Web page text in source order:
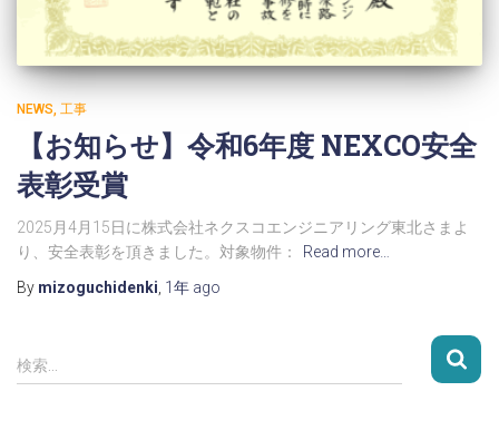
NEWS 工事
【お知らせ】令和6年度 NEXCO安全
表彰受賞
2025月4月15日に株式会社ネクスコエンジニアリング東北さまよ
り、安全表彰を頂きました。対象物件：
Read more…
By mizoguchidenki 1年 ago
検索…